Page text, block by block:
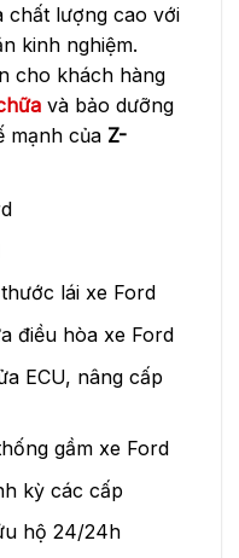
chất lượng cao với
kinh nghiệm.
cho khách hàng
và bảo dưỡng
mạnh của Z-
lái xe Ford
điều hòa xe Ford
ECU, nâng cấp
gầm xe Ford
kỳ các cấp
hộ 24/24h